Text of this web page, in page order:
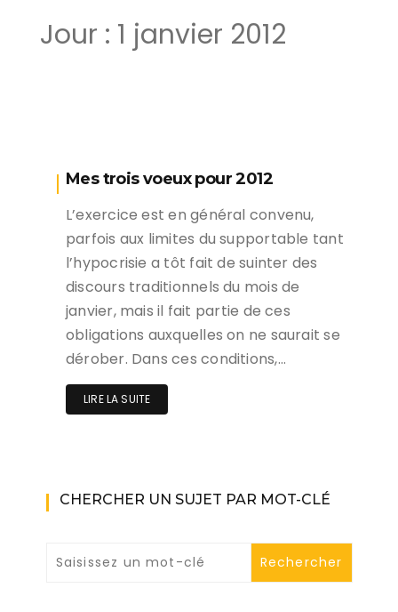
Jour : 1 janvier 2012
Mes trois voeux pour 2012
L’exercice est en général convenu,
parfois aux limites du supportable tant
l’hypocrisie a tôt fait de suinter des
discours traditionnels du mois de
janvier, mais il fait partie de ces
obligations auxquelles on ne saurait se
dérober. Dans ces conditions,…
LIRE LA SUITE
CHERCHER UN SUJET PAR MOT-CLÉ